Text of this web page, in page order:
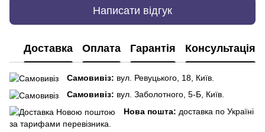
Написати відгук
Доставка Оплата Гарантія Консультація
Самовивіз: вул. Ревуцького, 18, Київ.
Самовивіз: вул. Заболотного, 5-Б, Київ.
Нова пошта: доставка по Україні
за тарифами перевізника.